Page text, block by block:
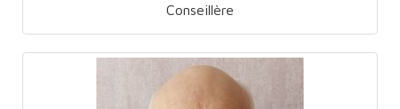
Conseillère